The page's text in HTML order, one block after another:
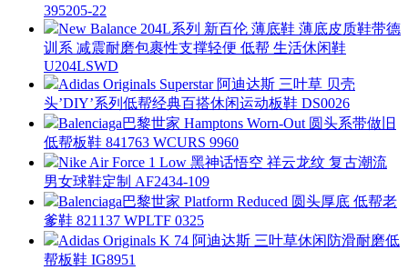
395205-22
New Balance 204L系列 新百伦 薄底鞋 薄底皮质鞋带德
训系 减震耐磨包裹性支撑轻便 低帮 生活休闲鞋
U204LSWD
Adidas Originals Superstar 阿迪达斯 三叶草 贝壳
头’DIY’系列低帮经典百搭休闲运动板鞋 DS0026
Balenciaga巴黎世家 Hamptons Worn-Out 圆头系带做旧
低帮板鞋 841763 WCURS 9960
Nike Air Force 1 Low 黑神话悟空 祥云龙纹 复古潮流
男女球鞋定制 AF2434-109
Balenciaga巴黎世家 Platform Reduced 圆头厚底 低帮老
爹鞋 821137 WPLTF 0325
Adidas Originals K 74 阿迪达斯 三叶草休闲防滑耐磨低
帮板鞋 IG8951